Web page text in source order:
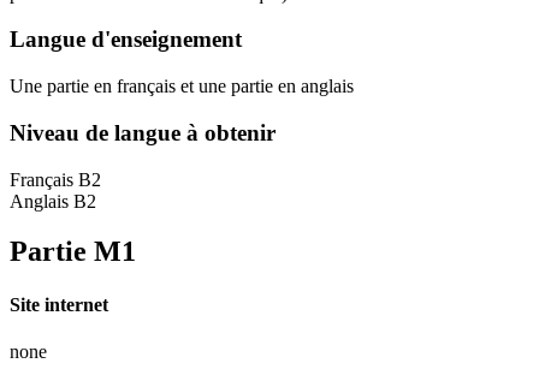
Langue d'enseignement
Une partie en français et une partie en anglais
Niveau de langue à obtenir
Français B2
Anglais B2
Partie M1
Site internet
none